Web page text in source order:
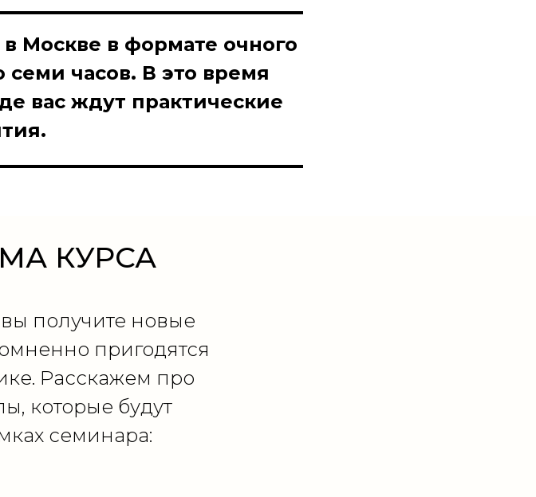
Москве в формате очного
часов. В это время
вас ждут практические
КУРСА
получите новые
пригодятся
Расскажем про
которые будут
семинара: